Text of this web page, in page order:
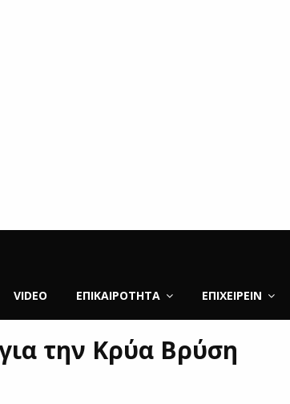
VIDEO ΕΠΙΚΑΙΡΌΤΗΤΑ ΕΠΙΧΕΙΡΕΙΝ
την Κρύα Βρύση